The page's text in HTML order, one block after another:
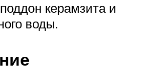
керамзита и
воды.